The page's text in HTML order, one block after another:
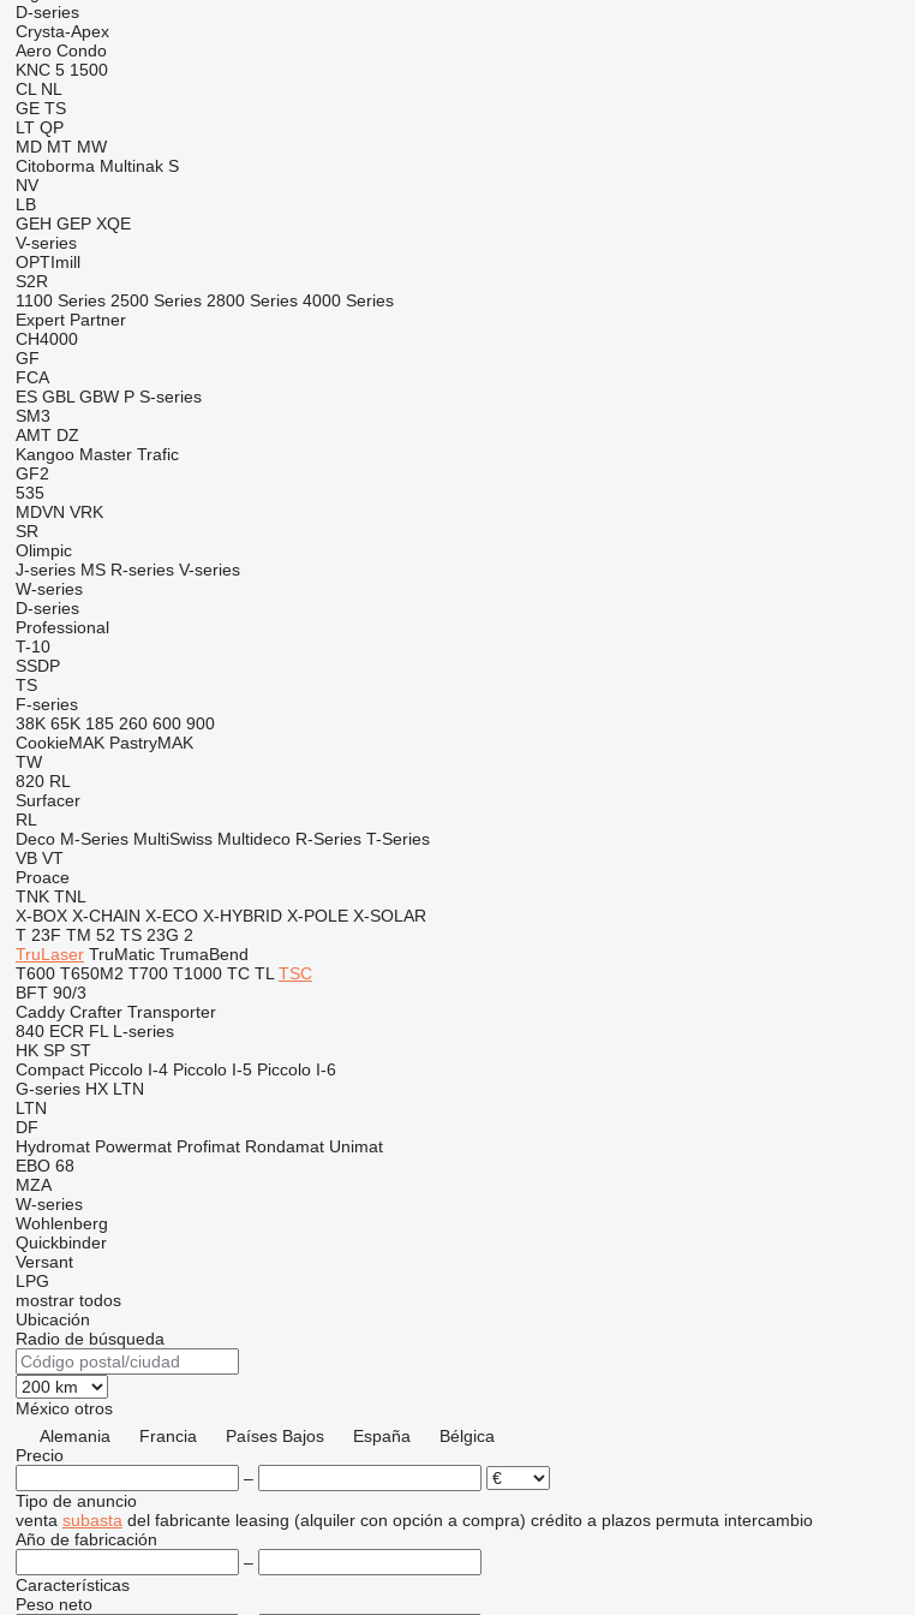
D-series
Crysta-Apex
Aero Condo
KNC 5 1500
CL NL
GE TS
LT QP
MD MT MW
Citoborma Multinak S
NV
LB
GEH GEP XQE
V-series
OPTImill
S2R
1100 Series 2500 Series 2800 Series 4000 Series
Expert Partner
CH4000
GF
FCA
ES GBL GBW P S-series
SM3
AMT DZ
Kangoo Master Trafic
GF2
535
MDVN VRK
SR
Olimpic
J-series MS R-series V-series
W-series
D-series
Professional
T-10
SSDP
TS
F-series
38K 65K 185 260 600 900
CookieMAK PastryMAK
TW
820 RL
Surfacer
RL
Deco M-Series MultiSwiss Multideco R-Series T-Series
VB VT
Proace
TNK TNL
X-BOX X-CHAIN X-ECO X-HYBRID X-POLE X-SOLAR
T 23F TM 52 TS 23G 2
TruLaser TruMatic TrumaBend
T600 T650M2 T700 T1000 TC TL TSC
BFT 90/3
Caddy Crafter Transporter
840 ECR FL L-series
HK SP ST
Compact Piccolo I-4 Piccolo I-5 Piccolo I-6
G-series HX LTN
LTN
DF
Hydromat Powermat Profimat Rondamat Unimat
EBO 68
MZA
W-series
Wohlenberg
Quickbinder
Versant
LPG
mostrar todos
Ubicación
Radio de búsqueda
México otros
Alemania
Francia Países Bajos España
Bélgica
Precio
–
Tipo de anuncio
venta subasta del fabricante leasing (alquiler con opción a compra) crédito a plazos permuta intercambio
Año de fabricación
–
Características
Peso neto